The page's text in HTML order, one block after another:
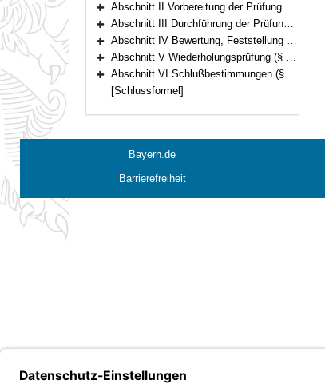
Bereich erweitern
Abschnitt II Vorbereitung der Prüfung (§§ 7–11)
Bereich erweitern
Abschnitt III Durchführung der Prüfung (§§ 12–19)
Bereich erweitern
Abschnitt IV Bewertung, Feststellung und Beurkundung des Prüfungsergebnisses (§§ 20–25)
Bereich erweitern
Abschnitt V Wiederholungsprüfung (§ 26)
Bereich erweitern
Abschnitt VI Schlußbestimmungen (§§ 27–28)
[Schlussformel]
Bayern.de
Barrierefreiheit